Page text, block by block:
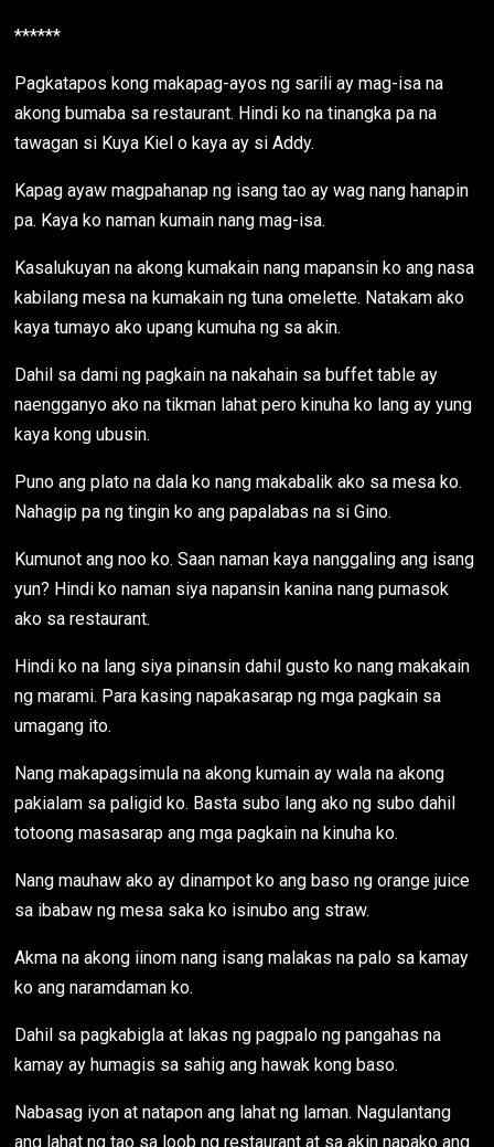
******
Pagkatapos kong makapag-ayos ng sarili ay mag-isa na
akong bumaba sa restaurant. Hindi ko na tinangka pa na
tawagan si Kuya Kiel o kaya ay si Addy.
Kapag ayaw magpahanap ng isang tao ay wag nang hanapin
pa. Kaya ko naman kumain nang mag-isa.
Kasalukuyan na akong kumakain nang mapansin ko ang nasa
kabilang mesa na kumakain ng tuna omelette. Natakam ako
kaya tumayo ako upang kumuha ng sa akin.
Dahil sa dami ng pagkain na nakahain sa buffet table ay
naengganyo ako na tikman lahat pero kinuha ko lang ay yung
kaya kong ubusin.
Puno ang plato na dala ko nang makabalik ako sa mesa ko.
Nahagip pa ng tingin ko ang papalabas na si Gino.
Kumunot ang noo ko. Saan naman kaya nanggaling ang isang
yun? Hindi ko naman siya napansin kanina nang pumasok
ako sa restaurant.
Hindi ko na lang siya pinansin dahil gusto ko nang makakain
ng marami. Para kasing napakasarap ng mga pagkain sa
umagang ito.
Nang makapagsimula na akong kumain ay wala na akong
pakialam sa paligid ko. Basta subo lang ako ng subo dahil
totoong masasarap ang mga pagkain na kinuha ko.
Nang mauhaw ako ay dinampot ko ang baso ng orange juice
sa ibabaw ng mesa saka ko isinubo ang straw.
Akma na akong iinom nang isang malakas na palo sa kamay
ko ang naramdaman ko.
Dahil sa pagkabigla at lakas ng pagpalo ng pangahas na
kamay ay humagis sa sahig ang hawak kong baso.
Nabasag iyon at natapon ang lahat ng laman. Nagulantang
ang lahat ng tao sa loob ng restaurant at sa akin napako ang